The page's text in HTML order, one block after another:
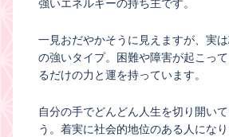
強いエネルギーの持ち主です。
一見おだやかそうに見えますが、実
の強いタイプ。困難や障害が起こっ
るだけの力と運を持っています。
自分の手でどんどん人生を切り開い
う。着実に社会的地位のある人になり